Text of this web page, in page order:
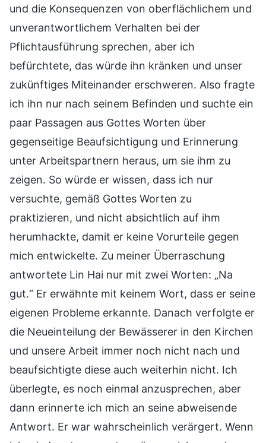
und die Konsequenzen von oberflächlichem und
unverantwortlichem Verhalten bei der
Pflichtausführung sprechen, aber ich
befürchtete, das würde ihn kränken und unser
zukünftiges Miteinander erschweren. Also fragte
ich ihn nur nach seinem Befinden und suchte ein
paar Passagen aus Gottes Worten über
gegenseitige Beaufsichtigung und Erinnerung
unter Arbeitspartnern heraus, um sie ihm zu
zeigen. So würde er wissen, dass ich nur
versuchte, gemäß Gottes Worten zu
praktizieren, und nicht absichtlich auf ihm
herumhackte, damit er keine Vorurteile gegen
mich entwickelte. Zu meiner Überraschung
antwortete Lin Hai nur mit zwei Worten: „Na
gut.“ Er erwähnte mit keinem Wort, dass er seine
eigenen Probleme erkannte. Danach verfolgte er
die Neueinteilung der Bewässerer in den Kirchen
und unsere Arbeit immer noch nicht nach und
beaufsichtigte diese auch weiterhin nicht. Ich
überlegte, es noch einmal anzusprechen, aber
dann erinnerte ich mich an seine abweisende
Antwort. Er war wahrscheinlich verärgert. Wenn